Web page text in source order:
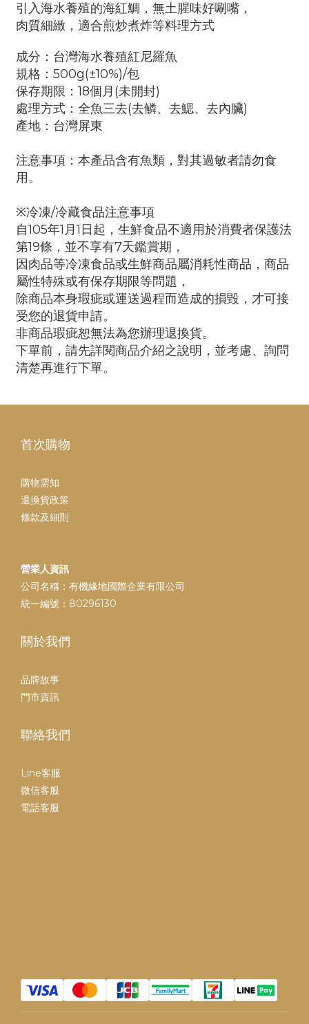
引入海水養殖的海紅鯛，無土腥味好唰嘴，
肉質細緻，適合煎炒煮炸等料理方式
成分：台灣海水養殖紅尼羅魚
規格：500g(±10%)/包
保存期限：18個月(未開封)
處理方式：全魚三去(去鳞、去鰓、去內臟)
產地：台灣屏東
注意事項：本產品含有魚類，對其過敏者請勿食
用。
※冷凍/冷藏食品注意事項
自105年1月1日起，生鮮食品不適用於消費者保護法
第19條，並不享有7天鑑賞期，
因肉品等冷凍食品或生鮮商品屬消耗性商品，商品
屬性特殊或有保存期限等問題，
除商品本身瑕疵或運送過程而造成的損毀，才可接
受您的退貨申請。
非商品瑕疵恕無法為您辦理退換貨。
下單前，請先詳閱商品介紹之說明，並考慮、詢問
清楚再進行下單。
首次購物
購物需知
退換貨政策
條款及細則
營業人資訊
公司名稱：有機緣地國際企業有限公司
統一編號：80296130
關於我們
品牌故事
門市資訊
聯絡我們
Line客服
微信客服
電話客服